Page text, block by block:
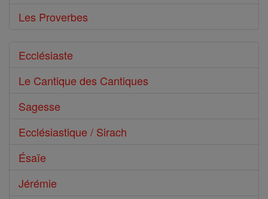
Les Proverbes
Ecclésiaste
Le Cantique des Cantiques
Sagesse
Ecclésiastique / Sirach
Ésaïe
Jérémie